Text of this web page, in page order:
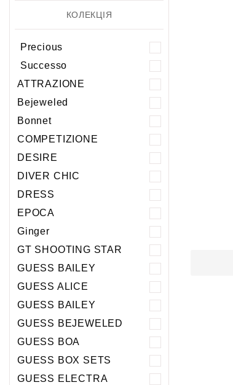
КОЛЕКЦІЯ
Precious
Successo
ATTRAZIONE
Bejeweled
Bonnet
COMPETIZIONE
DESIRE
DIVER CHIC
DRESS
EPOCA
Ginger
GT SHOOTING STAR
GUESS BAILEY
GUESS ALICE
GUESS BAILEY
GUESS BEJEWELED
GUESS BOA
GUESS BOX SETS
GUESS ELECTRA